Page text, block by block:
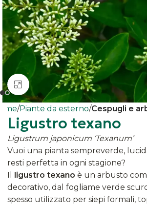
Clicca per ingrandire
Piante da esterno Cespugli e
Ligustro texano
Ligustrum japonicum ‘Texanum’
Vuoi una pianta sempreverde,
resti perfetta in ogni stagione?
ligustro texano è un arbusto
decorativo, dal fogliame verde
spesso utilizzato per siepi formali,